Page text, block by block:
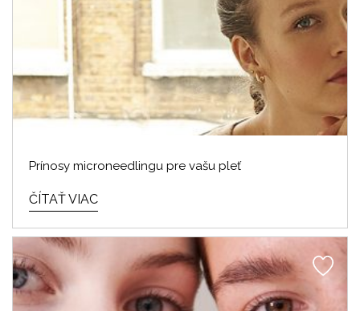
Prínosy microneedlingu pre vašu pleť
ČÍTAŤ VIAC